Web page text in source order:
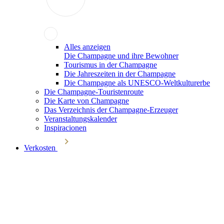
Alles anzeigen
Die Champagne und ihre Bewohner
Tourismus in der Champagne
Die Jahreszeiten in der Champagne
Die Champagne als UNESCO-Weltkulturerbe
Die Champagne-Touristenroute
Die Karte von Champagne
Das Verzeichnis der Champagne-Erzeuger
Veranstaltungskalender
Inspiracionen
Verkosten